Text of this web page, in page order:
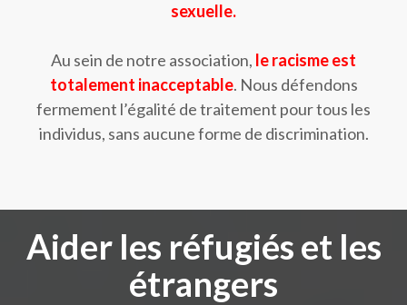
sexuelle.
Au sein de notre association, le racisme est
totalement inacceptable. Nous défendons
fermement l’égalité de traitement pour tous les
individus, sans aucune forme de discrimination.
Aider les réfugiés et les
étrangers